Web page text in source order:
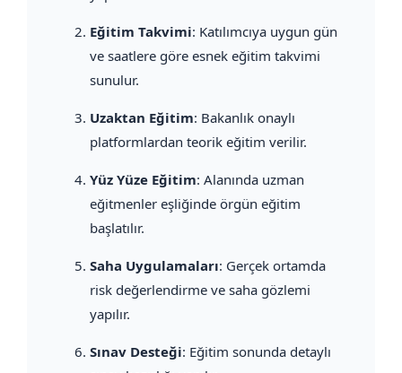
Eğitim Takvimi: Katılımcıya uygun gün
ve saatlere göre esnek eğitim takvimi
sunulur.
Uzaktan Eğitim: Bakanlık onaylı
platformlardan teorik eğitim verilir.
Yüz Yüze Eğitim: Alanında uzman
eğitmenler eşliğinde örgün eğitim
başlatılır.
Saha Uygulamaları: Gerçek ortamda
risk değerlendirme ve saha gözlemi
yapılır.
Sınav Desteği: Eğitim sonunda detaylı